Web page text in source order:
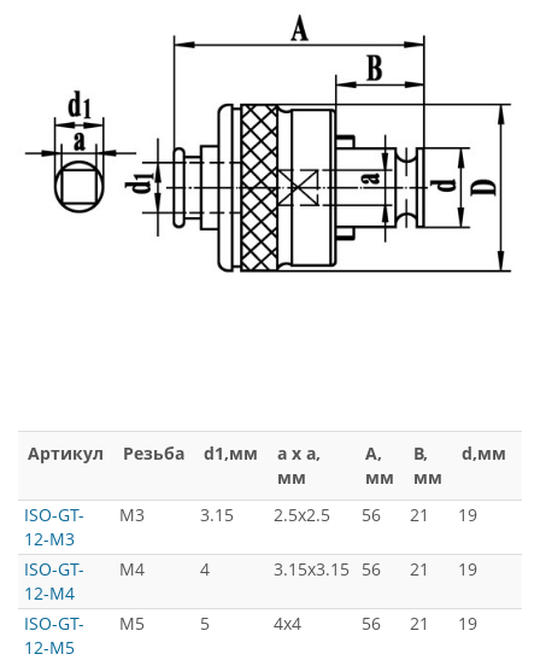
Артикул Резьба d1,мм
a x a,
мм
A,
мм
B,
мм
d,мм
ISO-GT-
12-M3
М3 3.15 2.5x2.5 56 21 19
ISO-GT-
12-M4
M4 4 3.15x3.15 56 21 19
ISO-GT-
12-M5
M5 5 4x4 56 21 19